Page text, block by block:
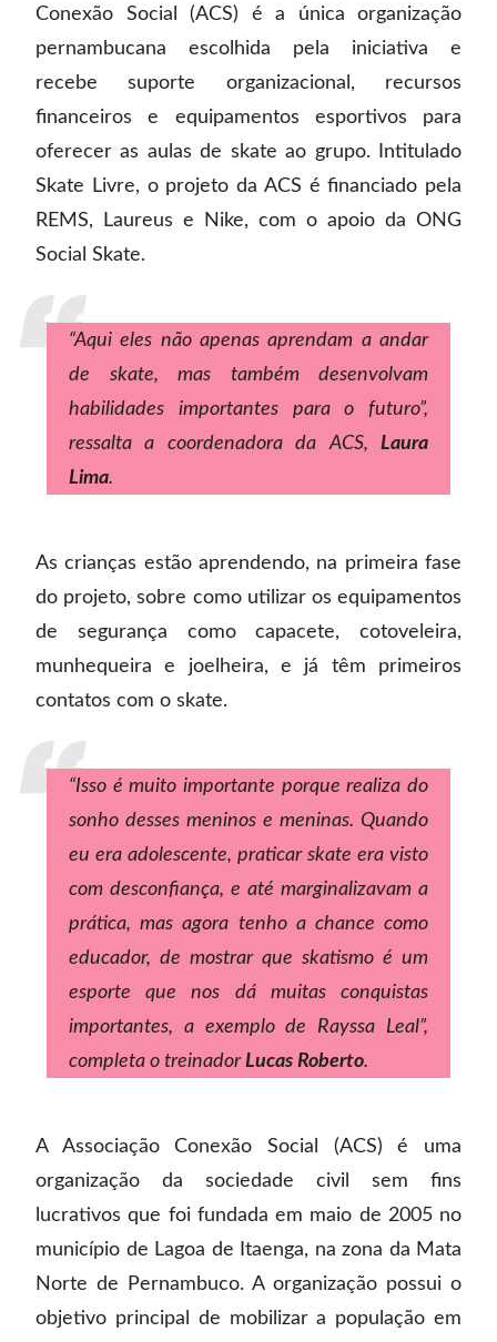
Conexão Social (ACS) é a única organização
pernambucana escolhida pela iniciativa e
recebe suporte organizacional, recursos
financeiros e equipamentos esportivos para
oferecer as aulas de skate ao grupo. Intitulado
Skate Livre, o projeto da ACS é financiado pela
REMS, Laureus e Nike, com o apoio da ONG
Social Skate.
“Aqui eles não apenas aprendam a andar
de skate, mas também desenvolvam
habilidades importantes para o futuro”,
ressalta a coordenadora da ACS, Laura
Lima.
As crianças estão aprendendo, na primeira fase
do projeto, sobre como utilizar os equipamentos
de segurança como capacete, cotoveleira,
munhequeira e joelheira, e já têm primeiros
contatos com o skate.
“Isso é muito importante porque realiza do
sonho desses meninos e meninas. Quando
eu era adolescente, praticar skate era visto
com desconfiança, e até marginalizavam a
prática, mas agora tenho a chance como
educador, de mostrar que skatismo é um
esporte que nos dá muitas conquistas
importantes, a exemplo de Rayssa Leal”,
completa o treinadorLucas Roberto.
A Associação Conexão Social (ACS) é uma
organização da sociedade civil sem fins
lucrativos que foi fundada em maio de 2005 no
município de Lagoa de Itaenga, na zona da Mata
Norte de Pernambuco. A organização possui o
objetivo principal de mobilizar a população em